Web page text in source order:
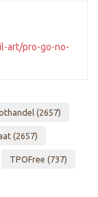
art/pro-go-no-
(2657)
(2657)
TPOFree (737)